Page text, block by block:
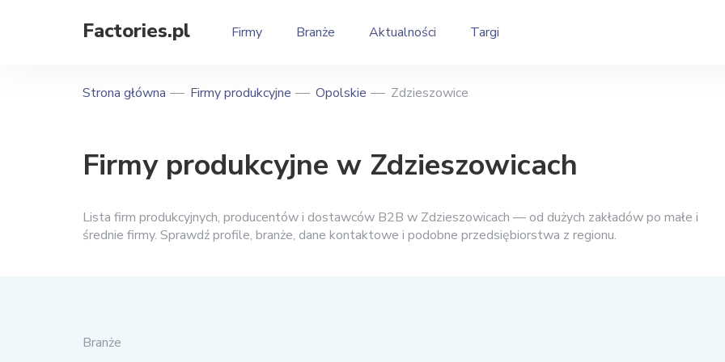
Factories.pl Firmy Branże Aktualności Targi
Strona główna Firmy produkcyjne Opolskie Zdzieszowice
Firmy produkcyjne w Zdzieszowicach
Lista firm produkcyjnych, producentów i dostawców B2B w Zdzieszowicach — od dużych zakładów po małe i
średnie firmy. Sprawdź profile, branże, dane kontaktowe i podobne przedsiębiorstwa z regionu.
Branże